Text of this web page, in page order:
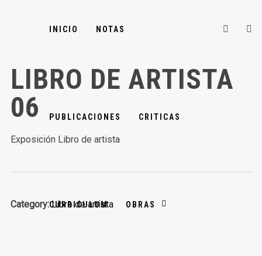
INICIO NOTAS
PUBLICACIONES CRITICAS
CURRICULUM OBRAS
LIBRO DE ARTISTA
06
Exposición Libro de artista
Category:Libro de artista